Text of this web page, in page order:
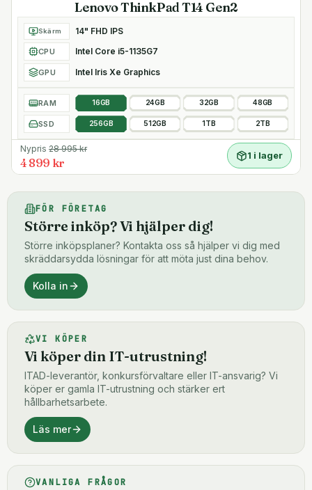
Lenovo ThinkPad T14 Gen2
Skärm 14" FHD IPS
CPU Intel Core i5-1135G7
GPU Intel Iris Xe Graphics
RAM 16GB 24GB 32GB 48GB
SSD 256GB 512GB 1TB 2TB
Nypris 28 995kr
4 899 kr
1 i lager
FÖR FÖRETAG
Större inköp? Vi hjälper dig!
Större inköpsplaner? Kontakta oss så hjälper vi dig med
skräddarsydda lösningar för att möta just dina behov.
Kolla in
VI KÖPER
Vi köper din IT-utrustning!
ITAD-leverantör, konkursförvaltare eller IT-ansvarig? Vi
köper er gamla IT-utrustning och stärker ert
hållbarhetsarbete.
Läs mer
VANLIGA FRÅGOR